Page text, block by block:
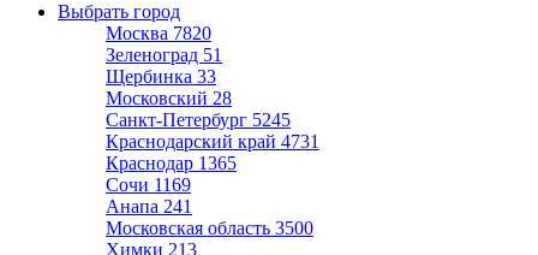
Выбрать город
Москва 7820
Зеленоград 51
Щербинка 33
Московский 28
Санкт-Петербург 5245
Краснодарский край 4731
Краснодар 1365
Сочи 1169
Анапа 241
Московская область 3500
Химки 213